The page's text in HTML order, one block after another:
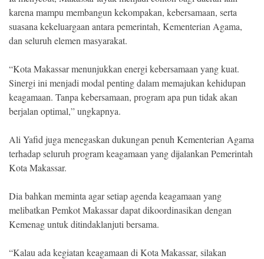
karena mampu membangun kekompakan, kebersamaan, serta
suasana kekeluargaan antara pemerintah, Kementerian Agama,
dan seluruh elemen masyarakat.
“Kota Makassar menunjukkan energi kebersamaan yang kuat.
Sinergi ini menjadi modal penting dalam memajukan kehidupan
keagamaan. Tanpa kebersamaan, program apa pun tidak akan
berjalan optimal,” ungkapnya.
Ali Yafid juga menegaskan dukungan penuh Kementerian Agama
terhadap seluruh program keagamaan yang dijalankan Pemerintah
Kota Makassar.
Dia bahkan meminta agar setiap agenda keagamaan yang
melibatkan Pemkot Makassar dapat dikoordinasikan dengan
Kemenag untuk ditindaklanjuti bersama.
“Kalau ada kegiatan keagamaan di Kota Makassar, silakan